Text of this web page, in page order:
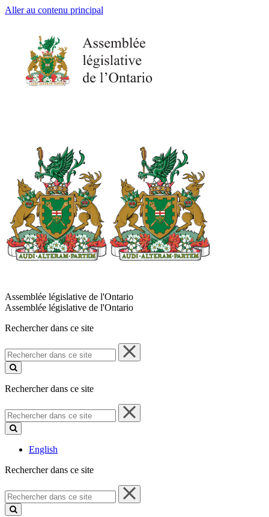
Aller au contenu principal
Assemblée législative de l'Ontario
Assemblée législative de l'Ontario
Rechercher dans ce site
Rechercher
dans
ce
Rechercher dans ce site
Rechercher
dans
ce
English
Rechercher dans ce site
Rechercher
dans
ce